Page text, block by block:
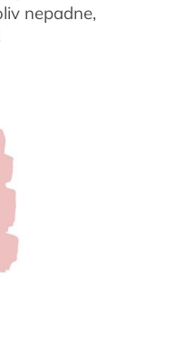
nepadne,